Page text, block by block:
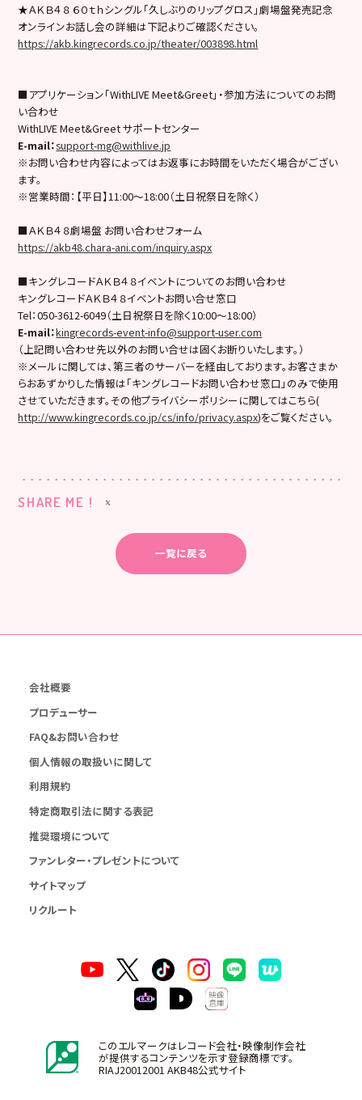
★ＡＫＢ４８ ６０ｔｈシングル「久しぶりのリップグロス」劇場盤発売記念
オンラインお話し会の詳細は下記よりご確認ください。
https://akb.kingrecords.co.jp/theater/003898.html
■アプリケーション「WithLIVE Meet&Greet」・参加方法についてのお問
い合わせ
WithLIVE Meet&Greet サポートセンター
E-mail：support-mg@withlive.jp
※お問い合わせ内容によってはお返事にお時間をいただく場合がござい
ます。
※営業時間：【平日】11:00〜18:00（土日祝祭日を除く）
■ＡＫＢ４８劇場盤 お問い合わせフォーム
https://akb48.chara-ani.com/inquiry.aspx
■キングレコードＡＫＢ４８イベントについてのお問い合わせ
キングレコードＡＫＢ４８イベントお問い合せ窓口
Tel：050-3612-6049（土日祝祭日を除く10:00〜18:00）
E-mail：kingrecords-event-info@support-user.com
（上記問い合わせ先以外のお問い合せは固くお断りいたします。）
※メールに関しては、第三者のサーバーを経由しております。お客さまか
らおあずかりした情報は「キングレコードお問い合わせ窓口」のみで使用
させていただきます。その他プライバシーポリシーに関してはこちら(
http://www.kingrecords.co.jp/cs/info/privacy.aspx)をご覧ください。
SHARE ME !
一覧に戻る
会社概要
プロデューサー
FAQ&お問い合わせ
個人情報の取扱いに関して
利用規約
特定商取引法に関する表記
推奨環境について
ファンレター・プレゼントについて
サイトマップ
リクルート
このエルマークはレコード会社・映像制作会社
が提供するコンテンツを示す登録商標です。
RIAJ20012001 AKB48公式サイト